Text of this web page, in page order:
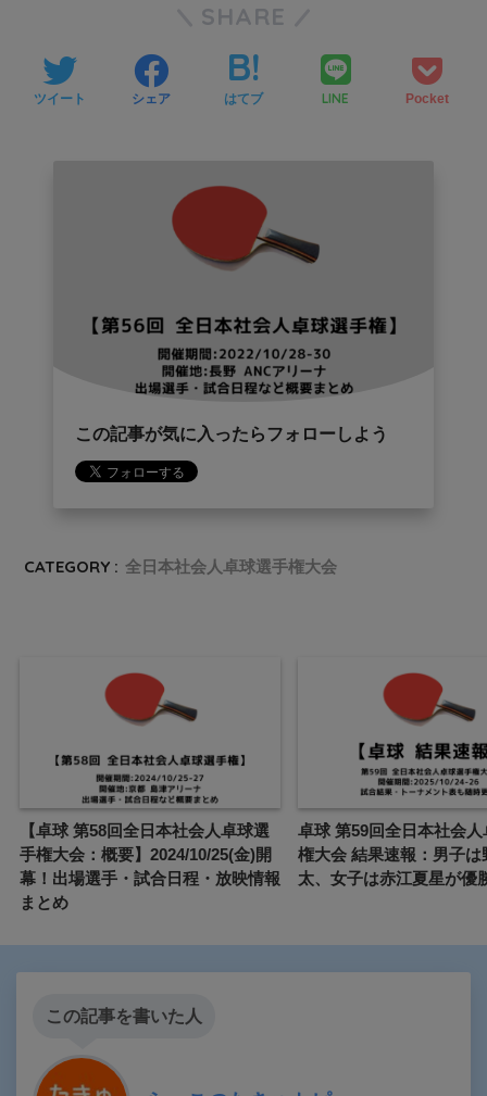
SHARE
ツイート シェア はてブ LINE Pocket
この記事が気に入ったらフォローしよう
CATEGORY : 全日本社会人卓球選手権大会
【卓球 第58回全日本社会人卓球選
手権大会：概要】2024/10/25(金)開
幕！出場選手・試合日程・放映情報
まとめ
卓球 第59回全日本社会
権大会 結果速報：男子は
太、女子は赤江夏星が優
この記事を書いた人